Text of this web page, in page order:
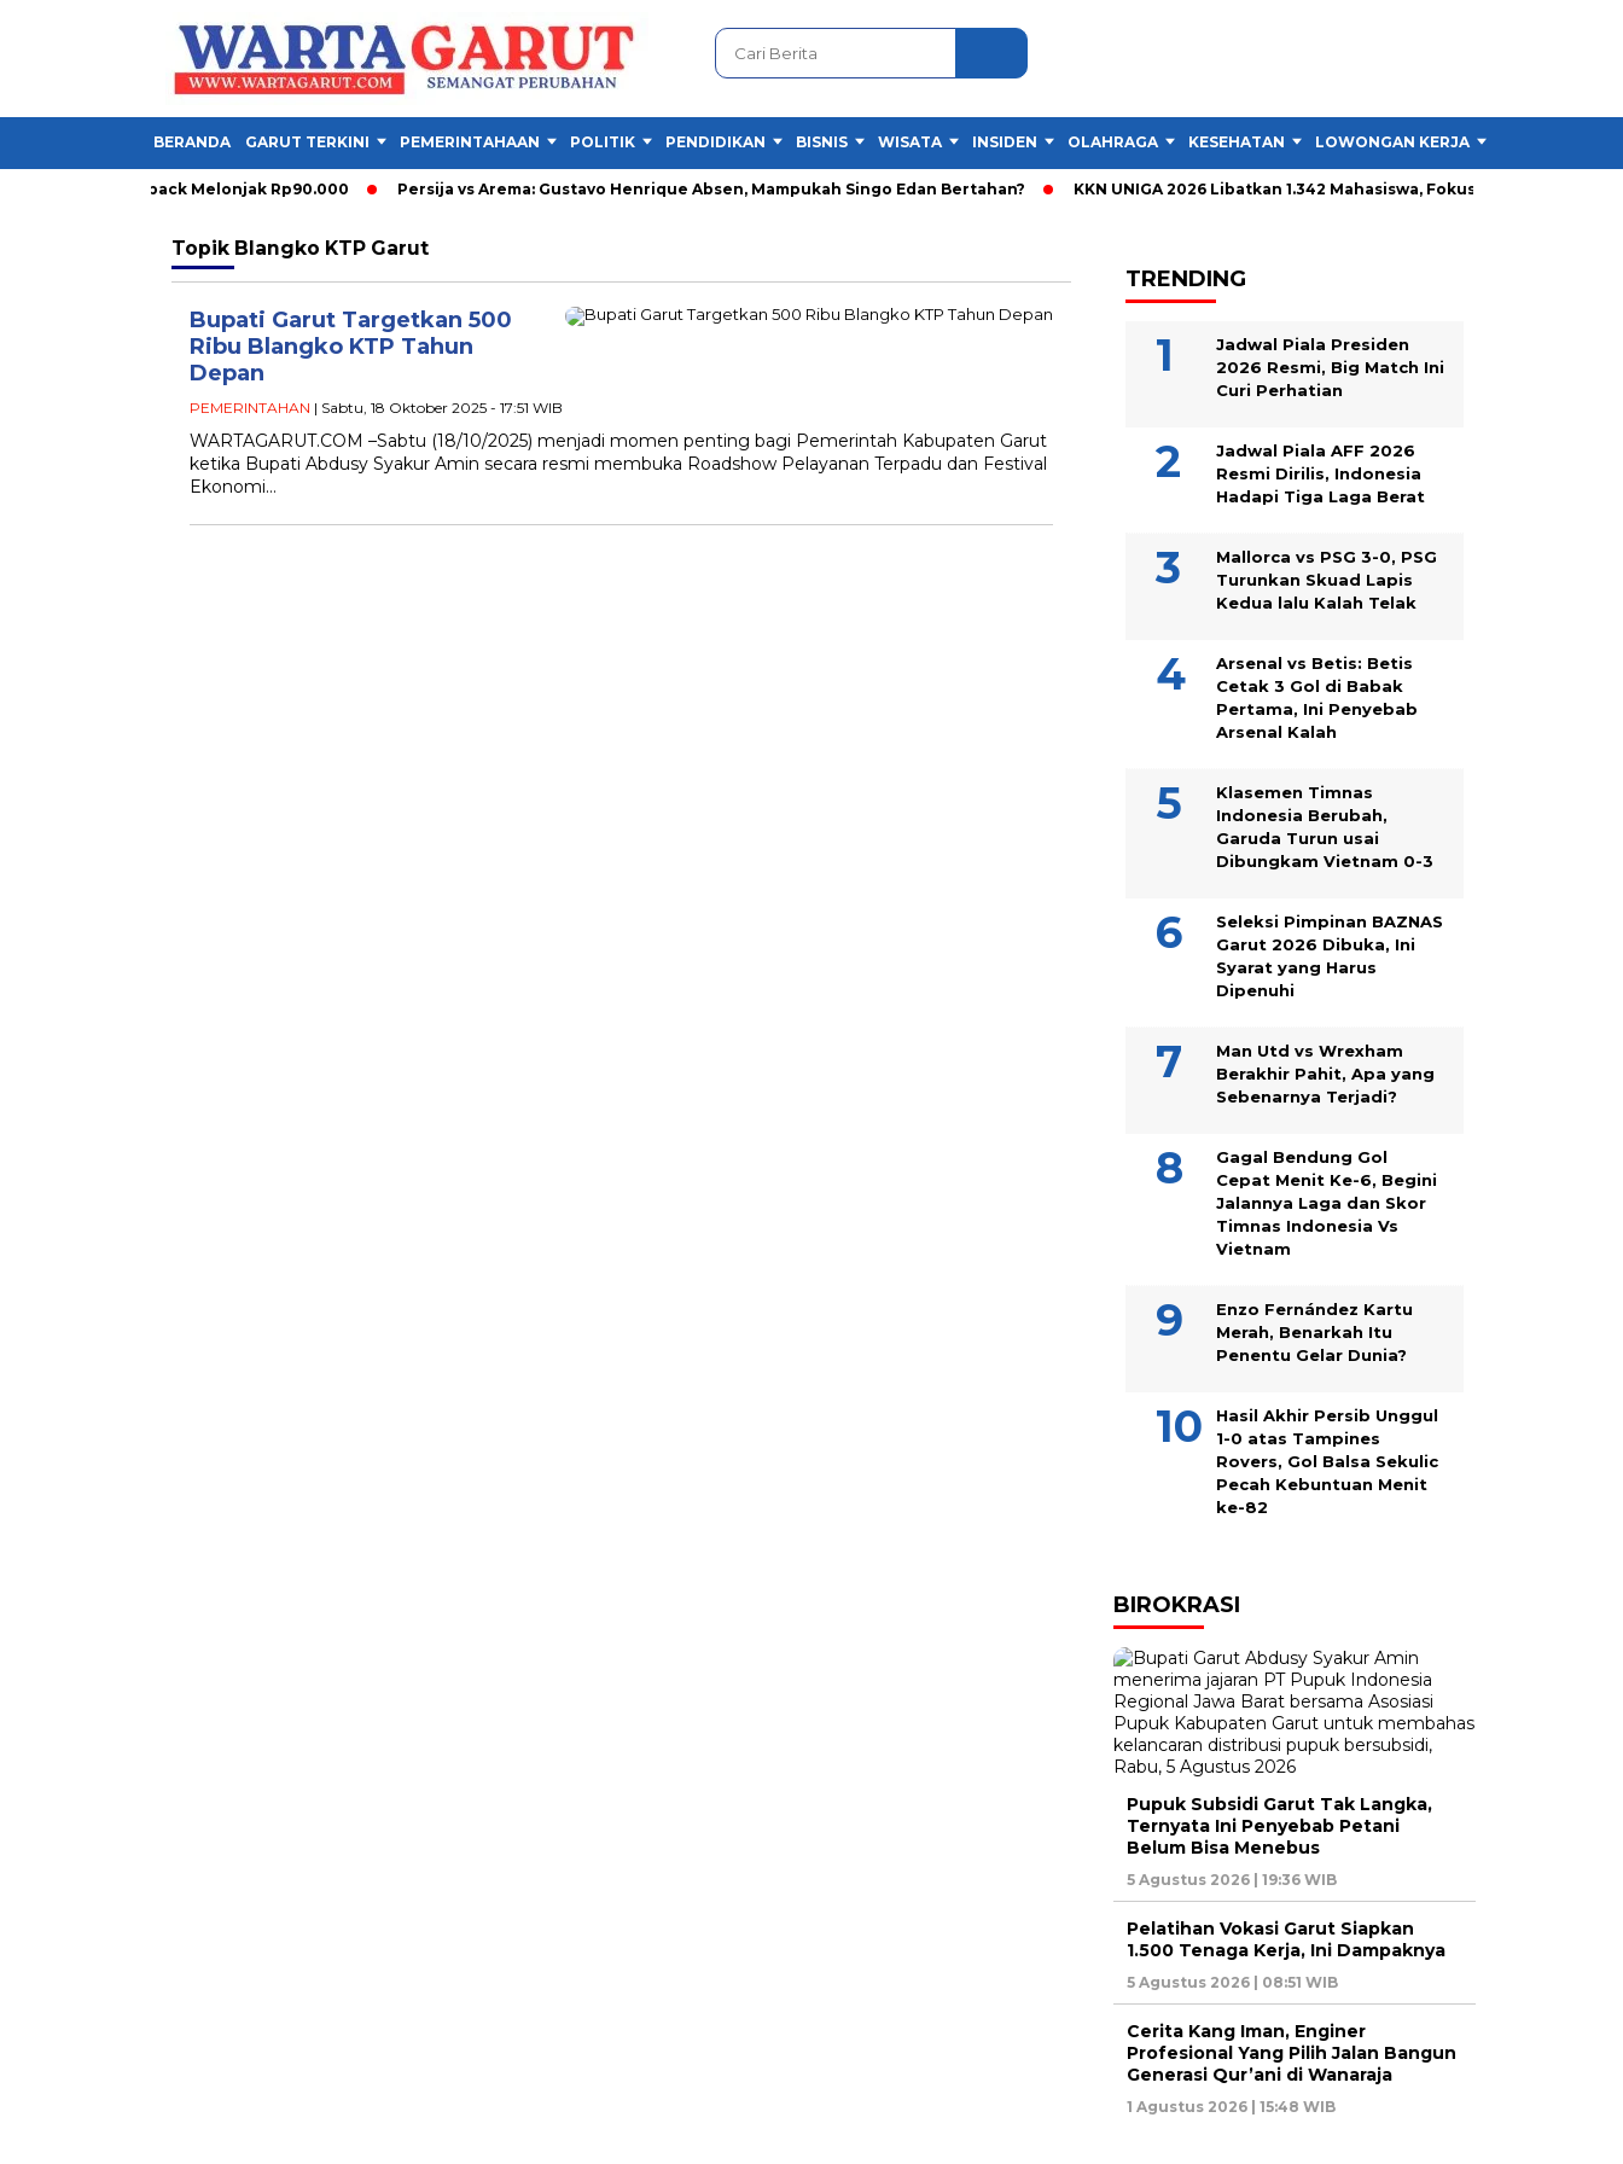
BERANDA GARUT TERKINI PEMERINTAHAAN POLITIK PENDIDIKAN BISNIS WISATA INSIDEN OLAHRAGA KESEHATAN LOWONGAN KERJA
Rp50.000, Buyback Melonjak Rp90.000 Persija vs Arema: Gustavo Henrique Absen, Mampukah Singo Edan Bertahan? KKN UNIGA 2026 Libatkan 1.342 Mahasiswa, Fokus Pemberdayaan
Topik Blangko KTP Garut
Bupati Garut Targetkan 500
Ribu Blangko KTP Tahun
Depan
PEMERINTAHAN | Sabtu, 18 Oktober 2025 - 17:51 WIB
WARTAGARUT.COM –Sabtu (18/10/2025) menjadi momen penting bagi Pemerintah Kabupaten Garut
ketika Bupati Abdusy Syakur Amin secara resmi membuka Roadshow Pelayanan Terpadu dan Festival
Ekonomi…
TRENDING
Jadwal Piala Presiden
2026 Resmi, Big Match Ini
Curi Perhatian
Jadwal Piala AFF 2026
Resmi Dirilis, Indonesia
Hadapi Tiga Laga Berat
Mallorca vs PSG 3-0, PSG
Turunkan Skuad Lapis
Kedua lalu Kalah Telak
Arsenal vs Betis: Betis
Cetak 3 Gol di Babak
Pertama, Ini Penyebab
Arsenal Kalah
Klasemen Timnas
Indonesia Berubah,
Garuda Turun usai
Dibungkam Vietnam 0-3
Seleksi Pimpinan BAZNAS
Garut 2026 Dibuka, Ini
Syarat yang Harus
Dipenuhi
Man Utd vs Wrexham
Berakhir Pahit, Apa yang
Sebenarnya Terjadi?
Gagal Bendung Gol
Cepat Menit Ke-6, Begini
Jalannya Laga dan Skor
Timnas Indonesia Vs
Vietnam
Enzo Fernández Kartu
Merah, Benarkah Itu
Penentu Gelar Dunia?
Hasil Akhir Persib Unggul
1-0 atas Tampines
Rovers, Gol Balsa Sekulic
Pecah Kebuntuan Menit
ke-82
BIROKRASI
Pupuk Subsidi Garut Tak Langka,
Ternyata Ini Penyebab Petani
Belum Bisa Menebus
5 Agustus 2026 | 19:36 WIB
Pelatihan Vokasi Garut Siapkan
1.500 Tenaga Kerja, Ini Dampaknya
5 Agustus 2026 | 08:51 WIB
Cerita Kang Iman, Enginer
Profesional Yang Pilih Jalan Bangun
Generasi Qur’ani di Wanaraja
1 Agustus 2026 | 15:48 WIB